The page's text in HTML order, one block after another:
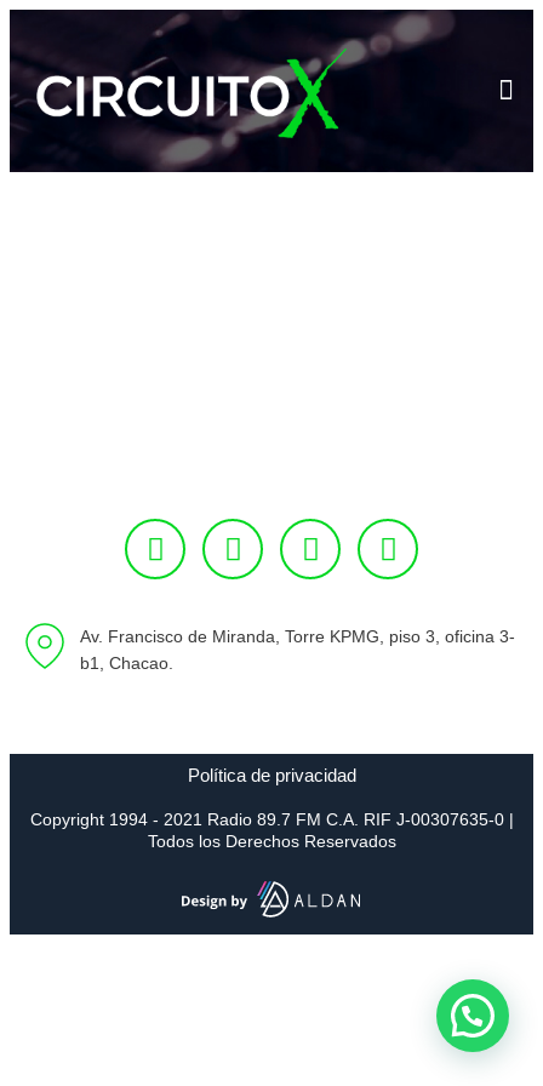
Av. Francisco de Miranda, Torre KPMG, piso 3, oficina 3-
b1, Chacao.
Política de privacidad
Copyright 1994 - 2021 Radio 89.7 FM C.A. RIF J-00307635-0 |
Todos los Derechos Reservados